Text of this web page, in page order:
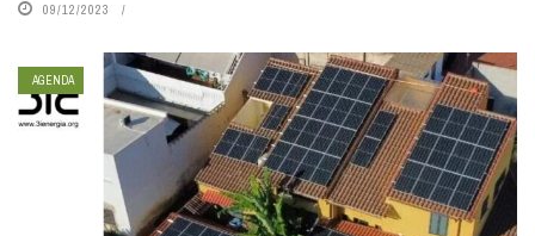
09/12/2023
AGENDA